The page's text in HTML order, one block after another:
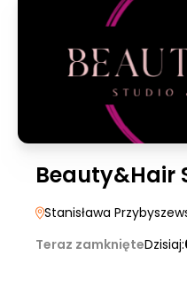
Beauty&Hair
Stanisława
Teraz zamknięteDzisiaj: